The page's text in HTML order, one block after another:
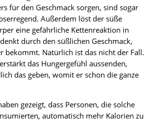
für den Geschmack sorgen, sind sogar
Außerdem löst der süße
eine gefährliche Kettenreaktion in
durch den süßlichen Geschmack,
bekommt. Natürlich ist das nicht der Fall.
das Hungergefühl aussenden,
das geben, womit er schon die ganze
gezeigt, dass Personen, die solche
automatisch mehr Kalorien zu